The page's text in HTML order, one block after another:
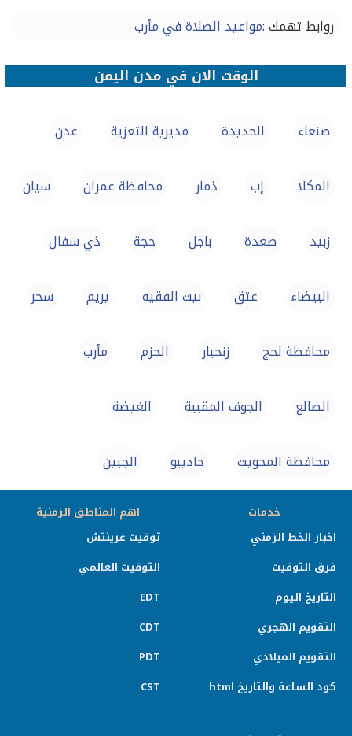
روابط تهمك :مواعيد الصلاة في مأرب
الوقت الان في مدن اليمن
صنعاء‎ الحديدة مديرية التعزية عدن
المكلا إب ذمار محافظة عمران سيان
زبيد صعدة باجل حجة ذي سفال
البيضاء عتق بيت الفقيه يريم سحر
محافظة لحج زنجبار الحزم مأرب
الضالع الجوف المقببة الغيضة
محافظة المحويت حاديبو‎ الجبين
خدمات
اخبار الخط الزمني
فرق التوقيت
التاريخ اليوم
التقويم الهجري
التقويم الميلادي
كود الساعة والتاريخ html
اهم المناطق الزمنية
توقيت غرينتش
التوقيت العالمي
EDT
CDT
PDT
CST